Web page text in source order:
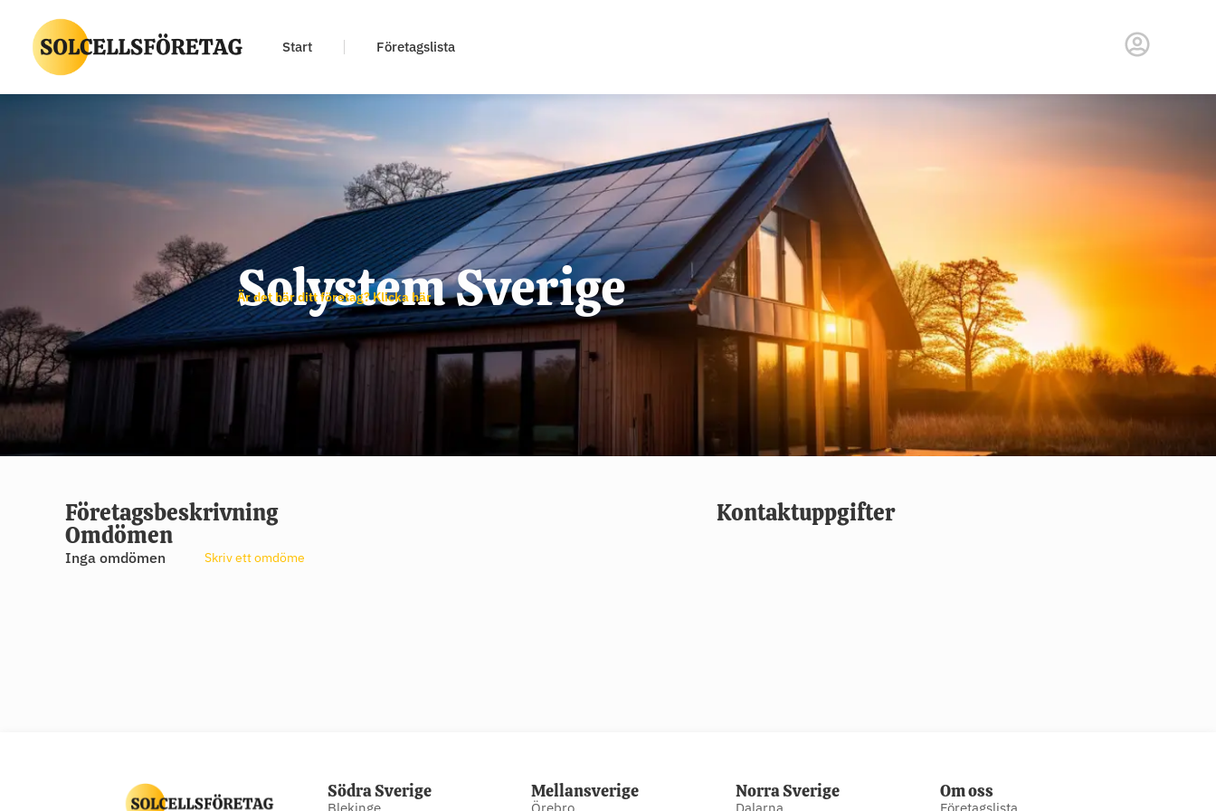
Start Företagslista
Solystem Sverige
Är det här ditt företag? Klicka här
Företagsbeskrivning
Omdömen
Inga omdömen Skriv ett omdöme
Kontaktuppgifter
Södra Sverige Mellansverige Norra Sverige Om oss